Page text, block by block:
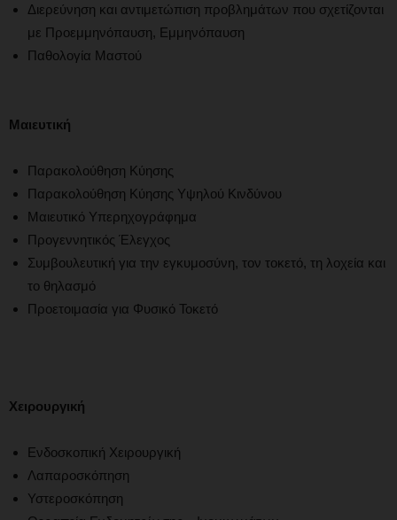
Διερεύνηση και αντιμετώπιση προβλημάτων που σχετίζονται
με Προεμμηνόπαυση, Εμμηνόπαυση
Παθολογία Μαστού
Μαιευτική
Παρακολούθηση Κύησης
Παρακολούθηση Κύησης Υψηλού Κινδύνου
Μαιευτικό Υπερηχογράφημα
Προγεννητικός Έλεγχος
Συμβουλευτική για την εγκυμοσύνη, τον τοκετό, τη λοχεία και
το θηλασμό
Προετοιμασία για Φυσικό Τοκετό
Χειρουργική
Ενδοσκοπική Χειρουργική
Λαπαροσκόπηση
Υστεροσκόπηση